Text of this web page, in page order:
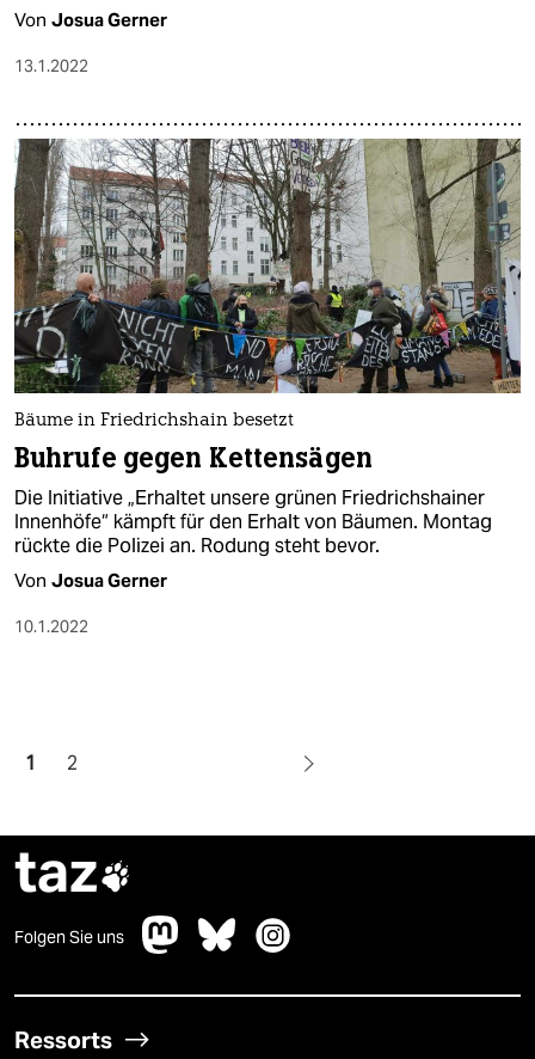
Von Josua Gerner
13.1.2022
Bäume in Friedrichshain besetzt
Buhrufe gegen Kettensägen
Die Initiative „Erhaltet unsere grünen Friedrichshainer
Innenhöfe“ kämpft für den Erhalt von Bäumen. Montag
rückte die Polizei an. Rodung steht bevor.
Von Josua Gerner
10.1.2022
1 2
taz
Folgen Sie uns
Ressorts